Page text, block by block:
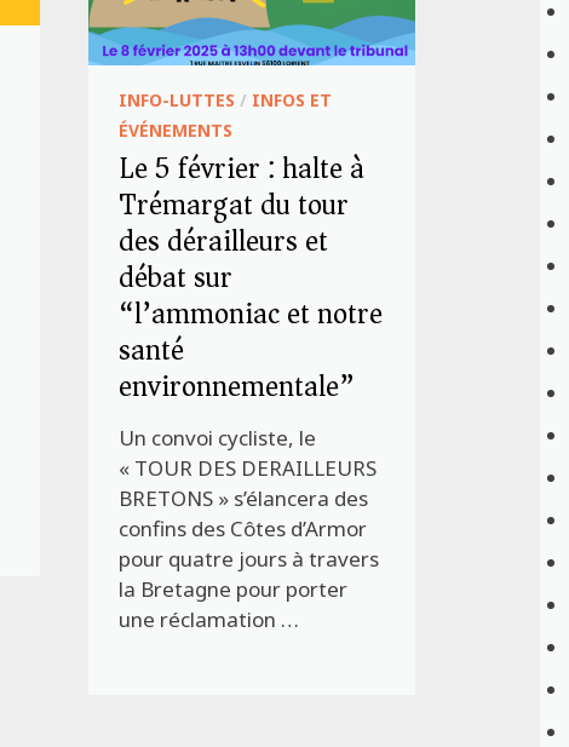
INFO-LUTTES / INFOS ET
ÉVÉNEMENTS
Le 5 février : halte à
Trémargat du tour
des dérailleurs et
débat sur
“l’ammoniac et notre
santé
environnementale”
Un convoi cycliste, le
« TOUR DES DERAILLEURS
BRETONS » s’élancera des
confins des Côtes d’Armor
pour quatre jours à travers
la Bretagne pour porter
une réclamation …